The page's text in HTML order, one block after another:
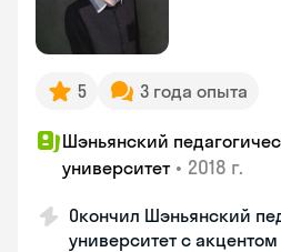
5 3 года опыта
Шэньянский
университет • 2018 г.
Окончил Шэньянский
университет с